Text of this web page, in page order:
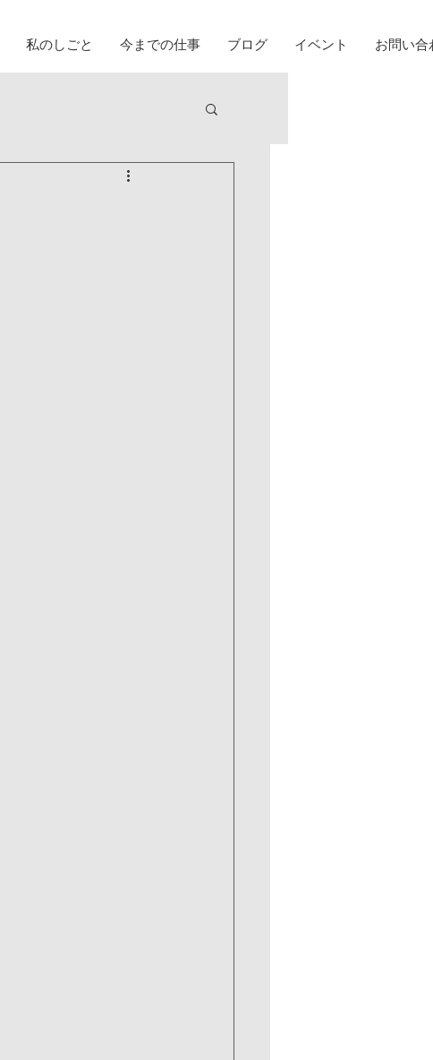
私のしごと 今までの仕事 ブログ イベント お問い合